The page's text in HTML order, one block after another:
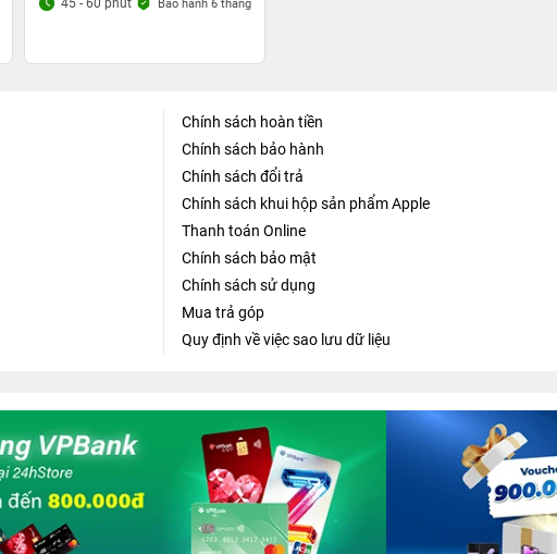
45 - 60 phút Bảo hành 6 tháng
Chính sách hoàn tiền
Chính sách bảo hành
Chính sách đổi trả
Chính sách khui hộp sản phẩm Apple
Thanh toán Online
Chính sách bảo mật
Chính sách sử dụng
Mua trả góp
Quy định về việc sao lưu dữ liệu